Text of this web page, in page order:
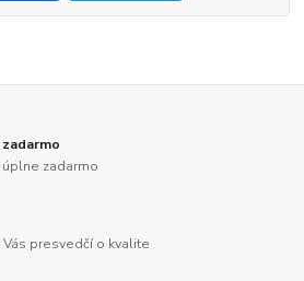
zadarmo
Vás presvedčí o kvalite